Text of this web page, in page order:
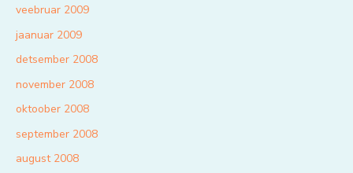
veebruar 2009
jaanuar 2009
detsember 2008
november 2008
oktoober 2008
september 2008
august 2008